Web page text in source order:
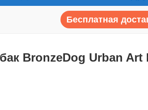
Бесплатная
BronzeDog Urban